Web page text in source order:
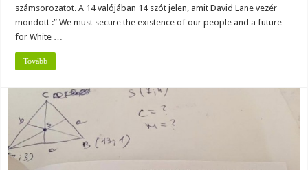
számsorozatot. A 14 valójában 14 szót jelen, amit David Lane vezér
mondott :” We must secure the existence of our people and a future
for White …
Tovább